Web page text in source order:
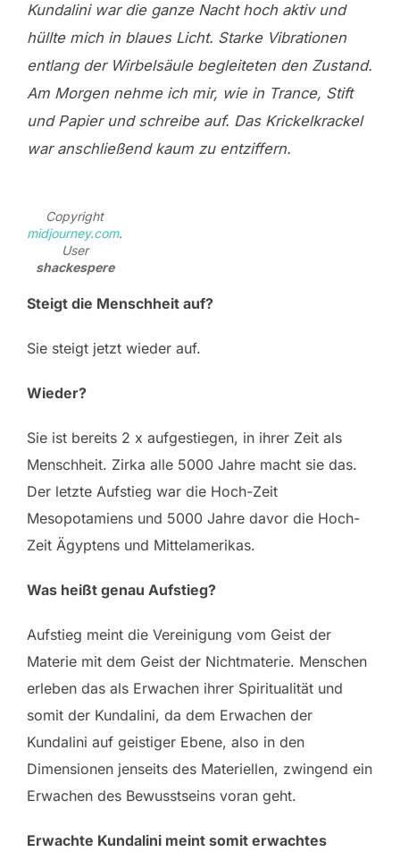
Kundalini war die ganze Nacht hoch aktiv und
hüllte mich in blaues Licht. Starke Vibrationen
entlang der Wirbelsäule begleiteten den Zustand.
Am Morgen nehme ich mir, wie in Trance, Stift
und Papier und schreibe auf. Das Krickelkrackel
war anschließend kaum zu entziffern.
Copyright
midjourney.com.
User
shackespere
Steigt die Menschheit auf?
Sie steigt jetzt wieder auf.
Wieder?
Sie ist bereits 2 x aufgestiegen, in ihrer Zeit als
Menschheit. Zirka alle 5000 Jahre macht sie das.
Der letzte Aufstieg war die Hoch-Zeit
Mesopotamiens und 5000 Jahre davor die Hoch-
Zeit Ägyptens und Mittelamerikas.
Was heißt genau Aufstieg?
Aufstieg meint die Vereinigung vom Geist der
Materie mit dem Geist der Nichtmaterie. Menschen
erleben das als Erwachen ihrer Spiritualität und
somit der Kundalini, da dem Erwachen der
Kundalini auf geistiger Ebene, also in den
Dimensionen jenseits des Materiellen, zwingend ein
Erwachen des Bewusstseins voran geht.
Erwachte Kundalini meint somit erwachtes